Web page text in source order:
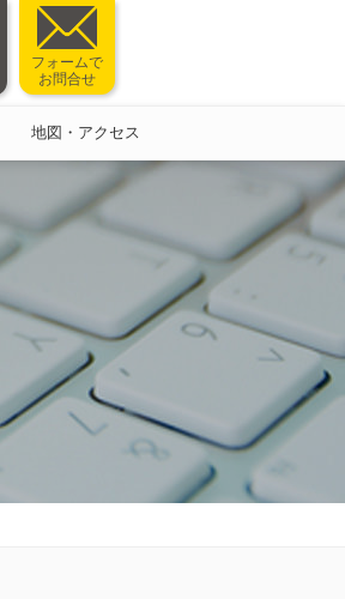
フォームで
お問合せ
地図・アクセス